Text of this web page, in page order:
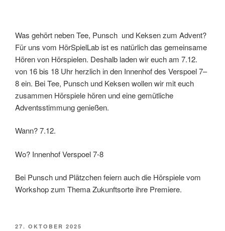
Was gehört neben Tee, Punsch und Keksen zum Advent?
Für uns vom HörSpielLab ist es natürlich das gemeinsame
Hören von Hörspielen. Deshalb laden wir euch am 7.12.
von 16 bis 18 Uhr herzlich in den Innenhof des Verspoel 7–
8 ein. Bei Tee, Punsch und Keksen wollen wir mit euch
zusammen Hörspiele hören und eine gemütliche
Adventsstimmung genießen.
Wann? 7.12.
Wo? Innenhof Verspoel 7-8
Bei Punsch und Plätzchen feiern auch die Hörspiele vom
Workshop zum Thema Zukunftsorte ihre Premiere.
VERÖFFENTLICHT
27. OKTOBER 2025